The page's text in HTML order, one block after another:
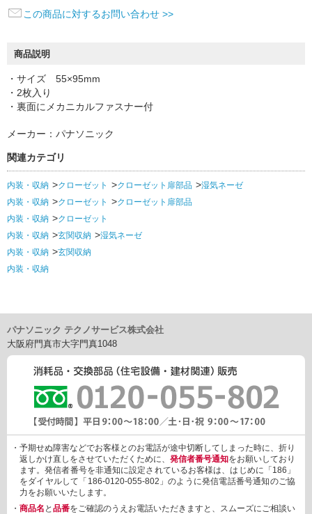
この商品に対するお問い合わせ >>
商品説明
・サイズ 55×95mm
・2枚入り
・裏面にメカニカルファスナー付
メーカー：パナソニック
関連カテゴリ
内装・収納 クローゼット クローゼット扉部品
湿気ネーゼ
内装・収納
クローゼット
クローゼット扉部品
内装・収納
クローゼット
内装・収納
玄関収納
湿気ネーゼ
内装・収納
玄関収納
内装・収納
パナソニック テクノサービス株式会社
大阪府門真市大字門真1048
・予期せぬ障害などでお客様とのお電話が途中切断してしまった時に、折り
返しかけ直しをさせていただくために、 発信者番号通知をお願いしており
ます。発信者番号を非通知に設定されているお客様は、はじめに「186」
をダイヤルして「186-0120-055-802」のように発信電話番号通知のご協
力をお願いいたします。
・ 商品名 と 品番をご確認のうえお電話いただきますと、スムーズにご相談い